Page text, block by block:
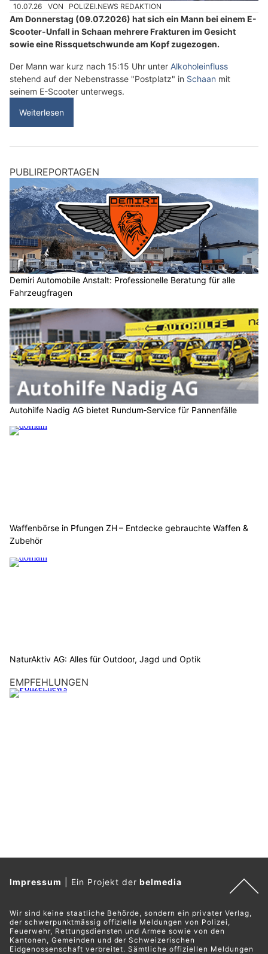
10.07.26 VON POLIZEI.NEWS REDAKTION
Am Donnerstag (09.07.2026) hat sich ein Mann bei einem E-
Scooter-Unfall in Schaan mehrere Frakturen im Gesicht
sowie eine Rissquetschwunde am Kopf zugezogen.
Der Mann war kurz nach 15:15 Uhr unter Alkoholeinfluss
stehend auf der Nebenstrasse "Postplatz" in Schaan mit
seinem E-Scooter unterwegs.
Weiterlesen
PUBLIREPORTAGEN
Demiri Automobile Anstalt: Professionelle Beratung für alle
Fahrzeugfragen
Autohilfe Nadig AG bietet Rundum‑Service für Pannenfälle
Waffenbörse in Pfungen ZH – Entdecke gebrauchte Waffen &
Zubehör
NaturAktiv AG: Alles für Outdoor, Jagd und Optik
EMPFEHLUNGEN
Impressum Ein Projekt derbelmedia
Wir sind keine staatliche Behörde, sondern ein privater Verlag,
der schwerpunktmässig offizielle Meldungen von Polizei,
Feuerwehr, Rettungsdiensten und Armee sowie von den
Kantonen, Gemeinden und der Schweizerischen
Eidgenossenschaft verbreitet. Sämtliche offiziellen Meldungen